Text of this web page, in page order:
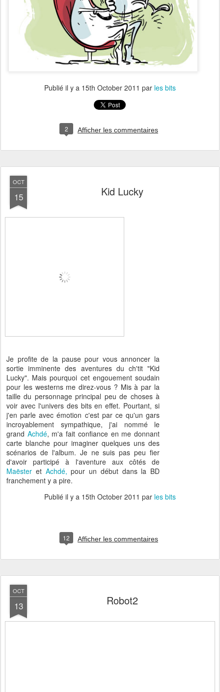
Publié il y a 15th October 2011 par les bits
2 Afficher les commentaires
OCT
15 Kid Lucky
Je profite de la pause pour vous annoncer la
sortie imminente des aventures du ch'tit "Kid
Lucky". Mais pourquoi cet engouement soudain
pour les westerns me direz-vous ? Mis à par la
taille du personnage principal peu de choses à
voir avec l'univers des bits en effet. Pourtant, si
j'en parle avec émotion c'est par ce qu'un gars
incroyablement sympathique, j'ai nommé le
grand Achdé, m'a fait confiance en me donnant
carte blanche pour imaginer quelques uns des
scénarios de l'album. Je ne suis pas peu fier
d'avoir participé à l'aventure aux côtés de
Maëster et Achdé, pour un début dans la BD
franchement y a pire.
Publié il y a 15th October 2011 par les bits
12 Afficher les commentaires
OCT
13 Robot2